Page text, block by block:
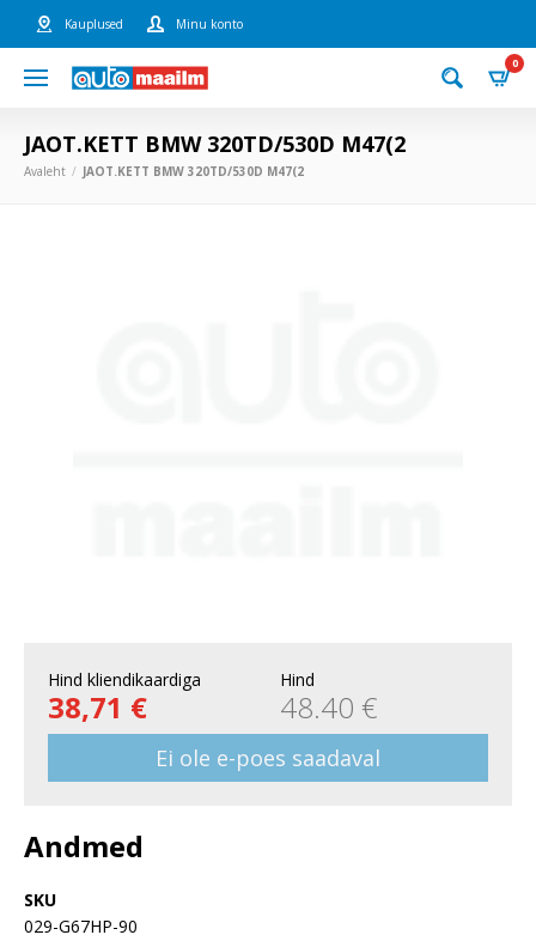
Kauplused Minu konto
0
JAOT.KETT BMW 320TD/530D M47(2
Avaleht JAOT.KETT BMW 320TD/530D M47(2
Hind kliendikaardiga
38,71 €
Hind
48.40 €
Ei ole e-poes saadaval
Andmed
SKU
029-G67HP-90